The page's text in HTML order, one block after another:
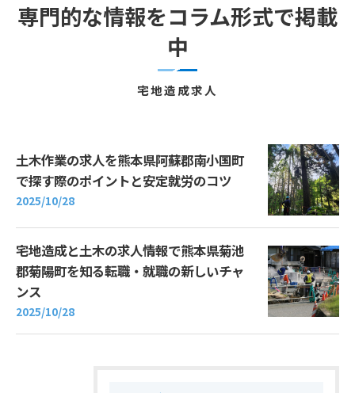
専門的な情報をコラム形式で掲載
中
宅地造成求人
土木作業の求人を熊本県阿蘇郡南小国町
で探す際のポイントと安定就労のコツ
2025/10/28
宅地造成と土木の求人情報で熊本県菊池
郡菊陽町を知る転職・就職の新しいチャ
ンス
2025/10/28